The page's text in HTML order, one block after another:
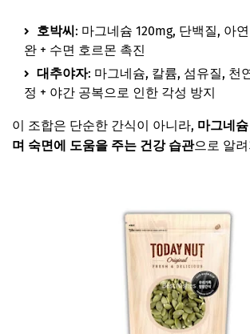
호박씨: 마그네슘 120mg, 단백질, 아
완 + 수면 호르몬 촉진
대추야자: 마그네슘, 칼륨, 섬유질, 천
정 + 야간 공복으로 인한 각성 방지
이 조합은 단순한 간식이 아니라, 마그네
며 숙면에 도움을 주는 건강 습관으로 알